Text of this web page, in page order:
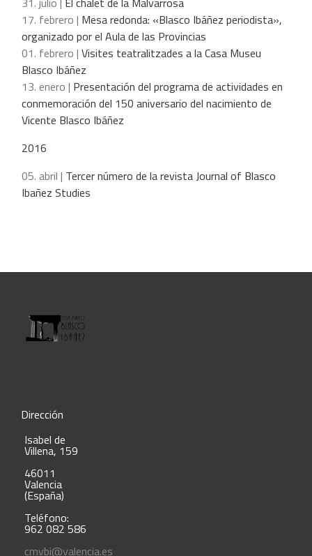
17. febrero | Mesa redonda: «Blasco Ibáñez periodista»,
organizado por el Aula de las Provincias
01. febrero | Visites teatralitzades a la Casa Museu
Blasco Ibáñez
13. enero | Presentación del programa de actividades en
conmemoración del 150 aniversario del nacimiento de
Vicente Blasco Ibáñez
2016
05. abril | Tercer número de la revista Journal of Blasco
Ibañez Studies
Dirección
Isabel de
Villena, 159
46011
Valencia
(España)
Teléfono:
962 082 586
cmvbi@valencia.es